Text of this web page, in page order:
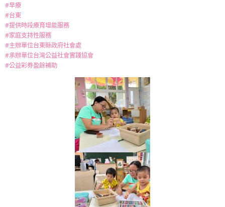
#早療
#台東
#提供時段療育增能服務
#家庭支持性服務
#主辦單位台東縣政府社會處
#承辦單位台灣公益社會實踐協會
#公益彩券盈餘補助